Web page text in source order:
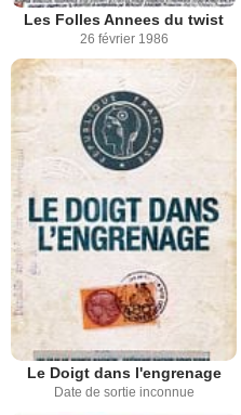
Les Folles Annees du twist
26 février 1986
Le Doigt dans l'engrenage
Date de sortie inconnue